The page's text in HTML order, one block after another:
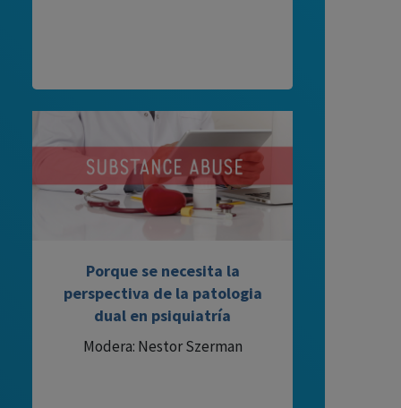
Porque se necesita la
perspectiva de la patologia
dual en psiquiatría
Modera: Nestor Szerman